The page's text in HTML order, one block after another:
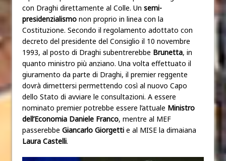
con Draghi direttamente al Colle. Un semi-
presidenzialismo non proprio in linea con la
Costituzione. Secondo il regolamento adottato con
decreto del presidente del Consiglio il 10 novembre
1993, al posto di Draghi subentrerebbe Brunetta, in
quanto ministro più anziano. Una volta effettuato il
giuramento da parte di Draghi, il premier reggente
dovrà dimettersi permettendo così al nuovo Capo
dello Stato di avviare le consultazioni. A essere
nominato premier potrebbe essere l’attuale Ministro
dell’Economia Daniele Franco, mentre al MEF
passerebbe Giancarlo Giorgetti e al MISE la dimaiana
Laura Castelli.